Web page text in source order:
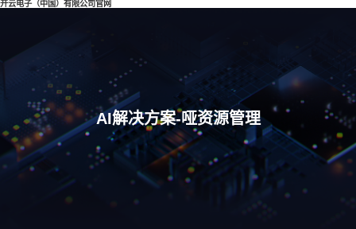
开云电子（中国）有限公司官网
AI解决方案-哑资源管理